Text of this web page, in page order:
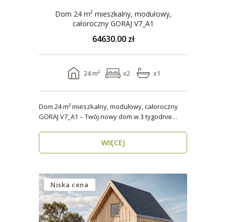
Dom 24 m² mieszkalny, modułowy,
całoroczny GORAJ V7_A1
64630.00 zł
24 m² x2 x1
Dom 24 m² mieszkalny, modułowy, całoroczny
GORAJ V7_A1 – Twój nowy dom w 3 tygodnie
WIĘCEJ
Niska cena